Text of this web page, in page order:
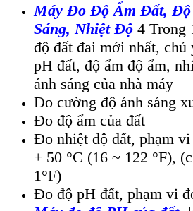
Máy Đo Độ Ẩm Đất,
Sáng, Nhiệt Độ 4 Trong
độ đất đai mới nhất, chủ
pH đất, độ ẩm độ ẩm,
ánh sáng của nhà máy
Đo cường độ ánh sáng
Đo độ ẩm của đất
Đo nhiệt độ đất, phạm
+ 50 °C (16 ~ 122 °F),
1°F)
Đo độ pH đất, phạm vi